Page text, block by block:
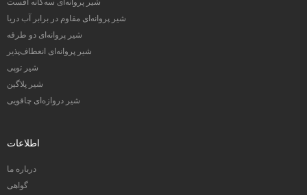
شیر پروانه‌ای مقاوم در برابر آب دریا
شیر پروانه‌ای دو طرفه
شیر پروانه‌ای انعطاف‌پذیر
شیر توپی
شیر پلاگین
شیر دروازه‌ای چاقویی
اطلاعات
درباره ما
گواهی